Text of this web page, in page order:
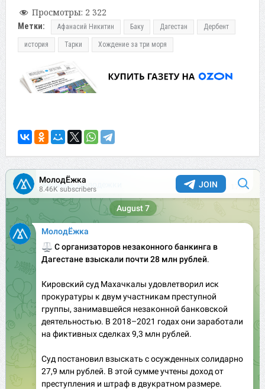
Просмотры: 2 322
Метки: Афанасий Никитин Баку Дагестан Дербент
история Тарки Хождение за три моря